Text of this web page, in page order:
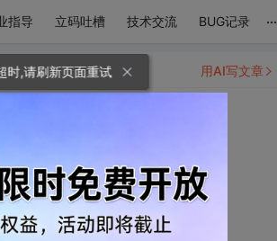
指导 立码吐槽 技术交流 BUG记录 ...
，还有每天的你
用AI写文章
时,请刷新页面重试